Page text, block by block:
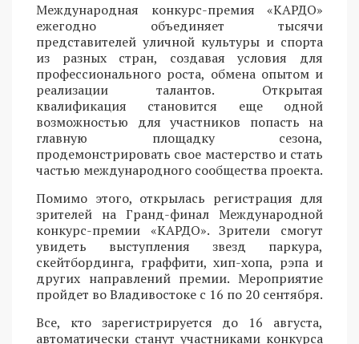
Международная конкурс-премия «КАРДО»
ежегодно объединяет тысячи
представителей уличной культуры и спорта
из разных стран, создавая условия для
профессионального роста, обмена опытом и
реализации талантов. Открытая
квалификация становится еще одной
возможностью для участников попасть на
главную площадку сезона,
продемонстрировать свое мастерство и стать
частью международного сообщества проекта.
Помимо этого, открылась регистрация для
зрителей на Гранд-финал Международной
конкурс-премии «КАРДО». Зрители смогут
увидеть выступления звезд паркура,
скейтбординга, граффити, хип-хопа, рэпа и
других направлений премии. Мероприятие
пройдет во Владивостоке с 16 по 20 сентября.
Все, кто зарегистрируется до 16 августа,
автоматически станут участниками конкурса